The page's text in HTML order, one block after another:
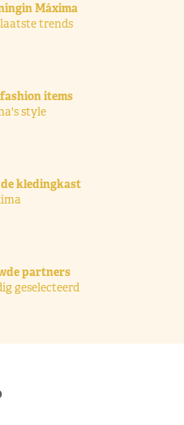
Máxima
trends
items
style
kledingkast
partners
geselecteerd